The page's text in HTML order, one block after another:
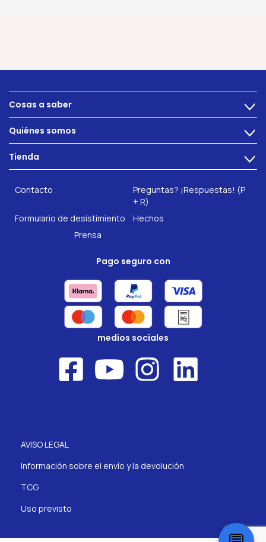
Cosas a saber >
Alimentacion
Salud intestinal
Quiénes somos >
Tecnología
Tienda >
INTEST.pro
Nuestros complementos alimenticios
Contacto
Preguntas? ¡Respuestas! (P
+ R)
Formulario de desistimiento
Hechos
Prensa
Pago seguro con
medios sociales
AVISO LEGAL
Información sobre el envío y la devolución
TCG
Uso previsto